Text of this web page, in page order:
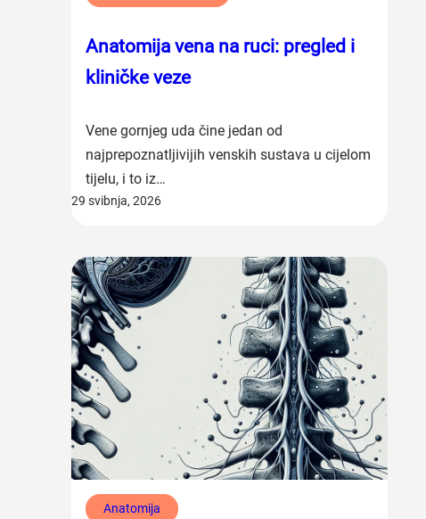
Anatomija vena na ruci: pregled i
kliničke veze
Vene gornjeg uda čine jedan od
najprepoznatljivijih venskih sustava u cijelom
tijelu, i to iz…
29 svibnja, 2026
Anatomija